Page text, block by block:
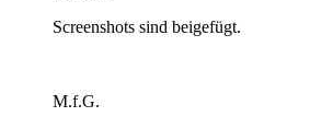
Screenshots sind beigefügt.
M.f.G.